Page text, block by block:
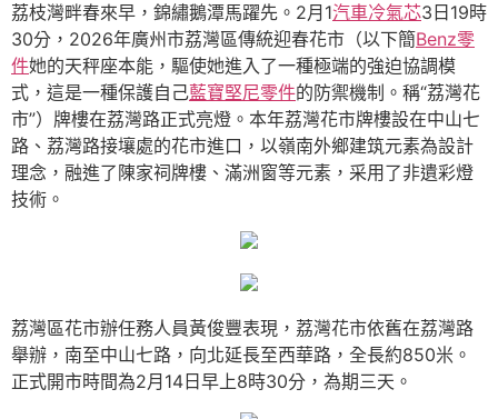
荔枝灣畔春來早，錦繡鵝潭馬躍先。2月1汽車冷氣芯3日19時
30分，2026年廣州市荔灣區傳統迎春花市（以下簡Benz零
件她的天秤座本能，驅使她進入了一種極端的強迫協調模
式，這是一種保護自己藍寶堅尼零件的防禦機制。稱“荔灣花
市”）牌樓在荔灣路正式亮燈。本年荔灣花市牌樓設在中山七
路、荔灣路接壤處的花市進口，以嶺南外鄉建筑元素為設計
理念，融進了陳家祠牌樓、滿洲窗等元素，采用了非遺彩燈
技術。
荔灣區花市辦任務人員黃俊豐表現，荔灣花市依舊在荔灣路
舉辦，南至中山七路，向北延長至西華路，全長約850米。
正式開市時間為2月14日早上8時30分，為期三天。